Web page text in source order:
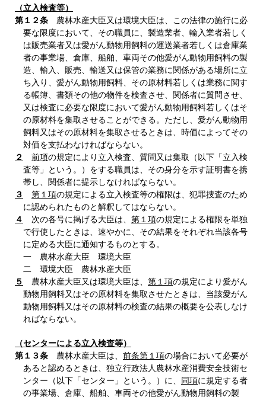
（立入検査等）
第１２条 農林水産大臣又は環境大臣は、この法律の施行に必
要な限度において、その職員に、製造業者、輸入業者若しく
は販売業者又は愛がん動物用飼料の運送業者若しくは倉庫業
者の事業場、倉庫、船舶、車両その他愛がん動物用飼料の製
造、輸入、販売、輸送又は保管の業務に関係がある場所に立
ち入り、愛がん動物用飼料、その原材料若しくは業務に関す
る帳簿、書類その他の物件を検査させ、関係者に質問させ、
又は検査に必要な限度において愛がん動物用飼料若しくはそ
の原材料を集取させることができる。ただし、愛がん動物用
飼料又はその原材料を集取させるときは、時価によってその
対価を支払わなければならない。
２
前項の規定により立入検査、質問又は集取（以下「立入検
査等」という。）をする職員は、その身分を示す証明書を携
帯し、関係者に提示しなければならない。
３
第１項の規定による立入検査等の権限は、犯罪捜査のため
に認められたものと解釈してはならない。
４
次の各号に掲げる大臣は、 第１項の規定による権限を単独
で行使したときは、速やかに、その結果をそれぞれ当該各号
に定める大臣に通知するものとする。
一 農林水産大臣 環境大臣
二 環境大臣 農林水産大臣
５
農林水産大臣又は環境大臣は、 第１項の規定により愛がん
動物用飼料又はその原材料を集取させたときは、当該愛がん
動物用飼料又はその原材料の検査の結果の概要を公表しなけ
ればならない。
（センターによる立入検査等）
第１３条 農林水産大臣は、 前条第１項の場合において必要が
あると認めるときは、独立行政法人農林水産消費安全技術セ
ンター（以下「センター」という。）に、 同項に規定する者
の事業場、倉庫、船舶、車両その他愛がん動物用飼料の製